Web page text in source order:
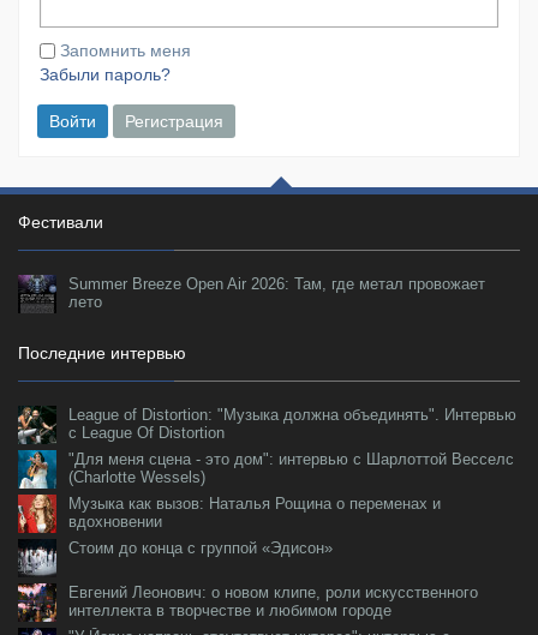
Запомнить меня
Забыли пароль?
Войти Регистрация
Фестивали
Summer Breeze Open Air 2026: Там, где метал провожает
лето
Последние интервью
League of Distortion: "Музыка должна объединять". Интервью
с League Of Distortion
"Для меня сцена - это дом": интервью с Шарлоттой Весселс
(Charlotte Wessels)
Музыка как вызов: Наталья Рощина о переменах и
вдохновении
Стоим до конца с группой «Эдисон»
Евгений Леонович: о новом клипе, роли искусственного
интеллекта в творчестве и любимом городе